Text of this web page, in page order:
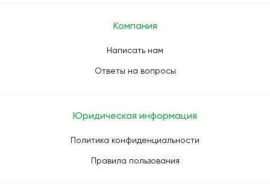
Компания
Написать нам
Ответы на вопросы
Юридическая информация
Политика конфиденциальности
Правила пользования